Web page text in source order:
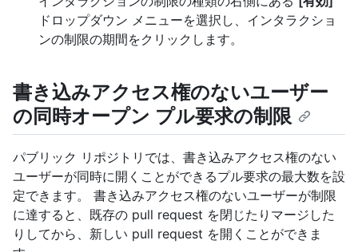
ドロップダウン メニューを選択し、インタラクショ
ンの制限の期間をクリックします。
書き込みアクセス権のないユーザー
の同時オープン プル要求の制限
パブリック リポジトリでは、書き込みアクセス権のない
ユーザーが同時に開くことができるプル要求の最大数を設
定できます。 書き込みアクセス権のないユーザーが制限
に達すると、既存の pull request を閉じたりマージした
りしてから、新しい pull request を開くことができま